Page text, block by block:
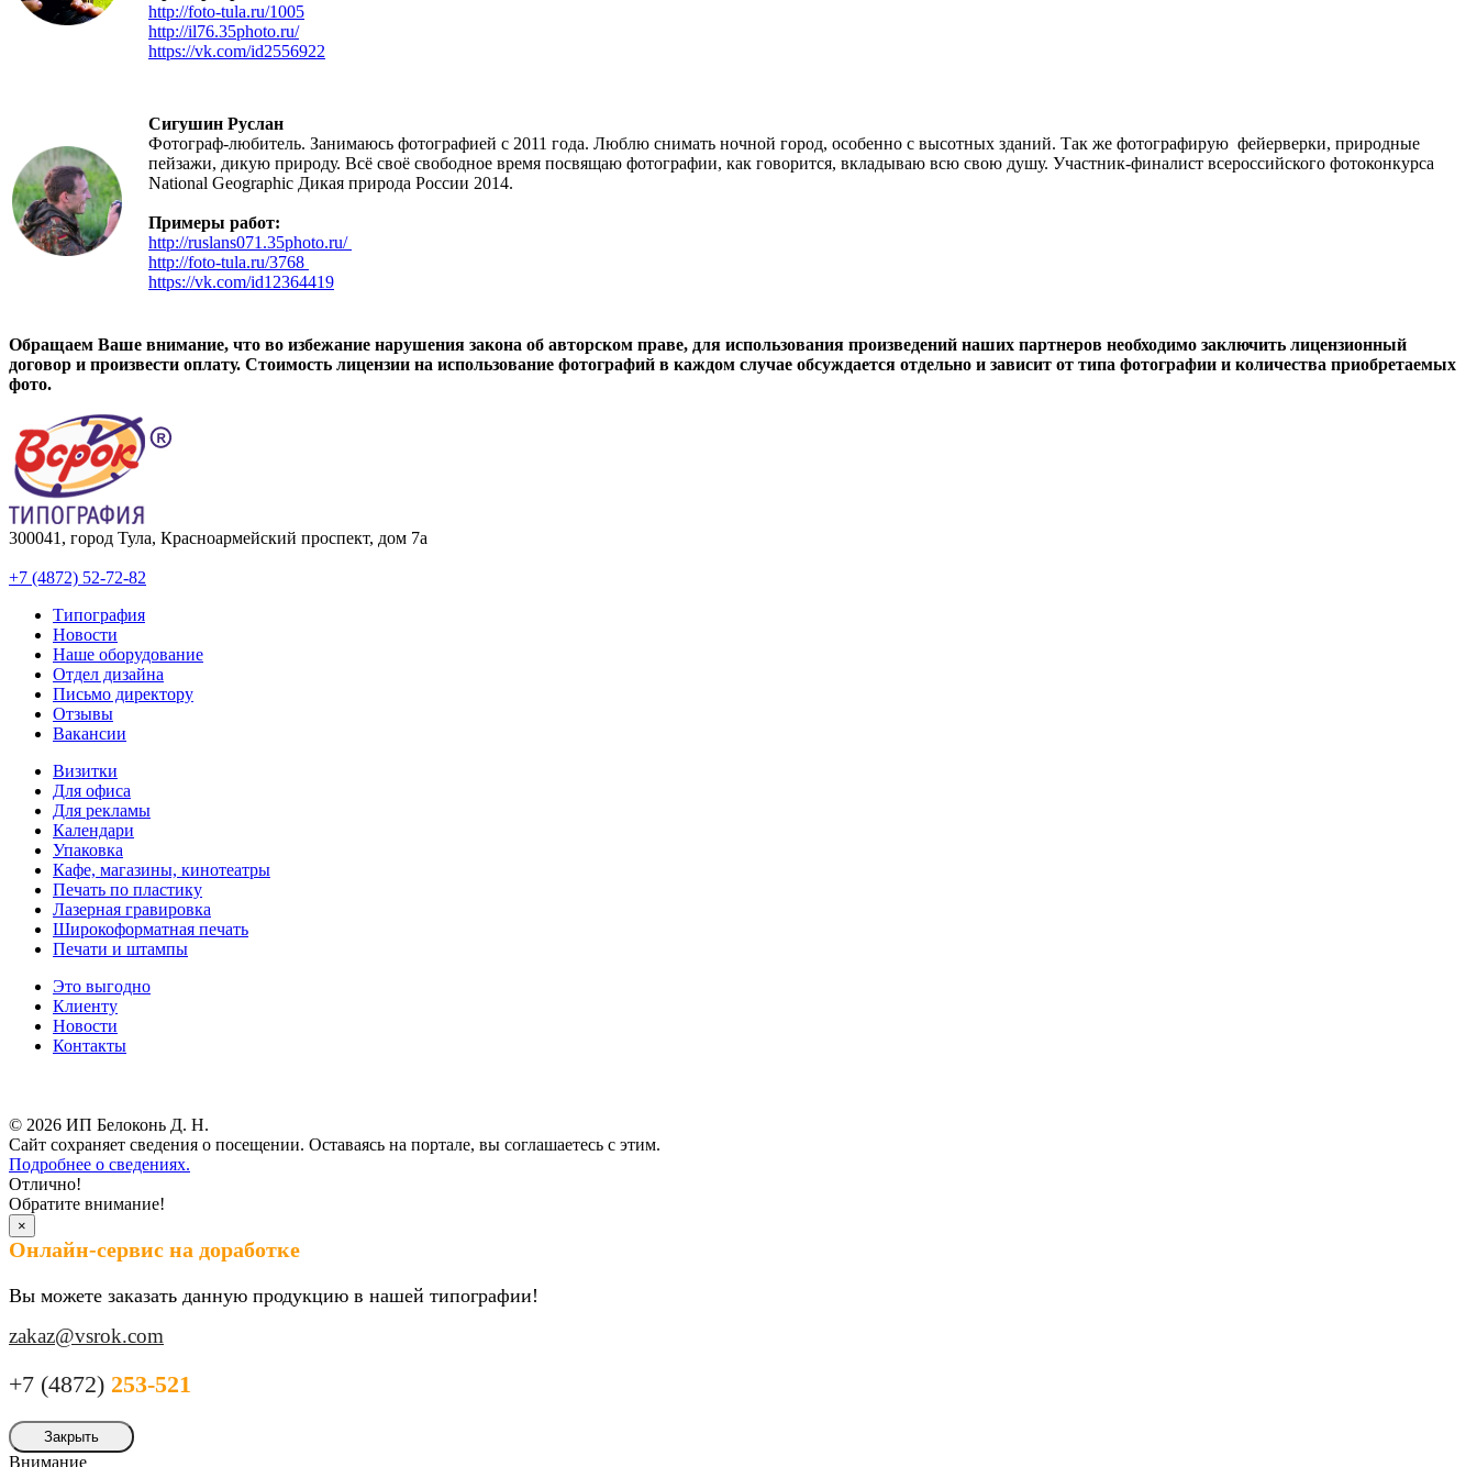
http://foto-tula.ru/1005
http://il76.35photo.ru/
https://vk.com/id2556922
Сигушин Руслан
Фотограф-любитель. Занимаюсь фотографией с 2011 года. Люблю снимать ночной город, особенно с высотных зданий. Так же фотографирую фейерверки, природные
пейзажи, дикую природу. Всё своё свободное время посвящаю фотографии, как говорится, вкладываю всю свою душу. Участник-финалист всероссийского фотоконкурса
National Geographic Дикая природа России 2014.
Примеры работ:
http://ruslans071.35photo.ru/
http://foto-tula.ru/3768
https://vk.com/id12364419
Обращаем Ваше внимание, что во избежание нарушения закона об авторском праве, для использования произведений наших партнеров необходимо заключить лицензионный
договор и произвести оплату. Стоимость лицензии на использование фотографий в каждом случае обсуждается отдельно и зависит от типа фотографии и количества приобретаемых
фото.
300041, город Тула, Красноармейский проспект, дом 7а
+7 (4872) 52-72-82
Типография
Новости
Наше оборудование
Отдел дизайна
Письмо директору
Отзывы
Вакансии
Визитки
Для офиса
Для рекламы
Календари
Упаковка
Кафе, магазины, кинотеатры
Печать по пластику
Лазерная гравировка
Широкоформатная печать
Печати и штампы
Это выгодно
Клиенту
Новости
Контакты
© 2026 ИП Белоконь Д. Н.
Сайт сохраняет сведения о посещении. Оставаясь на портале, вы соглашаетесь с этим.
Подробнее о сведениях.
Отлично!
Обратите внимание!
×
Онлайн-сервис на доработке
Вы можете заказать данную продукцию в нашей типографии!
zakaz@vsrok.com
+7 (4872) 253-521
Закрыть
Внимание